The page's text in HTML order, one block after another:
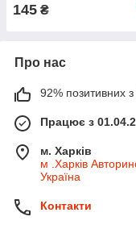
145 ₴
Про нас
92% позитивних з
Працює з
м. Харків
м .Харків
Україна
Контакти